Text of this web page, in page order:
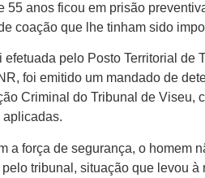
55 anos ficou em prisão
coação que lhe tinham sido
efetuada pelo Posto Territorial de
foi emitido um mandado de
Criminal do Tribunal de Viseu,
aplicadas.
a força de segurança, o homem
tribunal, situação que levou